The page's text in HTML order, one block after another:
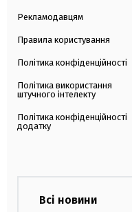
Рекламодавцям
Правила користування
Політика конфіденційності
Політика використання
штучного інтелекту
Політика конфіденційності
додатку
Всі новини